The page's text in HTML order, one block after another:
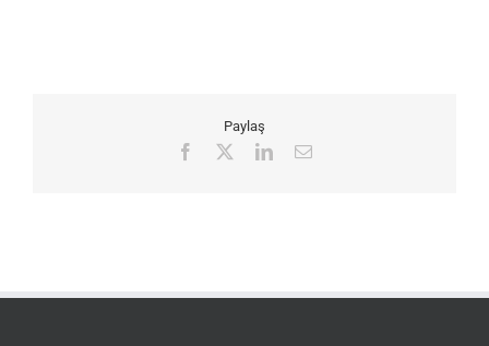
Paylaş
Facebook LinkedIn
E-